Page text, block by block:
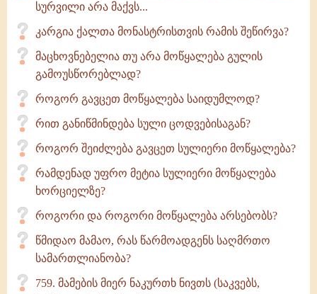
სურვილი არა მაქვს...
კარგია ქალთა მონასტრისთვის რამის შეწირვა?
მაცხოვნებელია თუ არა მოწყალება გულის
გამოუსწორებლად?
როგორ გავცეთ მოწყალება საიდუმლოდ?
რით განიწმინდება სული ცოდვებისაგან?
როგორ შეიძლება გავცეთ სულიერი მოწყალება?
რამდენად უფრო მეტია სულიერი მოწყალება
ხორციელზე?
როგორი და როგორი მოწყალება არსებობს?
წმიდაო მამაო, რას წარმოადგენს საღმრთო
სამართლიანობა?
759. მამების მიერ ნაკურთხ ნივთს (საკვებს,